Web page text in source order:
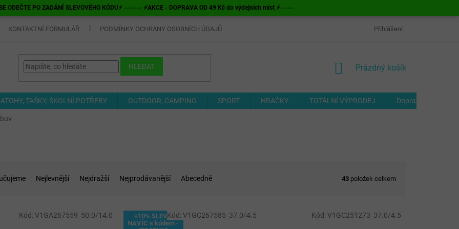
ODEČTE PO ZADÁNÍ SLEVOVÉHO KÓDU⚡ ------- ⚡AKCE - DOPRAVA OD 49 Kč do výdejních míst ⚡-----
KONTAKTNÍ FORMULÁŘ PODMÍNKY OCHRANY OSOBNÍCH ÚDAJŮ ODSTOUPENÍ OD SMLOUVY
Přihlášení
HLEDAT
NÁKUPNÍ
Prázdný košík
TAŠKY, ŠKOLNÍ POTŘEBY OUTDOOR, CAMPING SPORT HRAČKY TOTÁLNÍ VÝPRODEJ Doprava a platba
Nejlevnější Nejdražší Nejprodávanější Abecedně 43 položek celkem
Kód: V1GA267559_50.0/14.0
+10% SLEVA
NAVÍC s kódem -
Kód: V1GC267585_37.0/4.5 Kód: V1GC251273_37.0/4.5